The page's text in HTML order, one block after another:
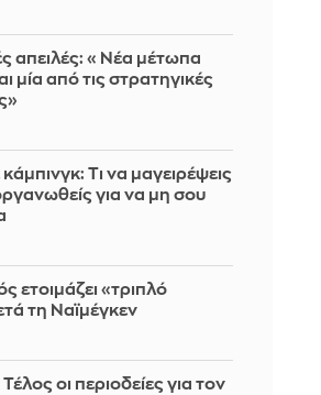
απειλές: «Νέα μέτωπα
μία από τις στρατηγικές
Τι να μαγειρέψεις
για να μη σου
ετοιμάζει «τριπλό
τη Ναϊμέγκεν
οι περιοδείες για τον